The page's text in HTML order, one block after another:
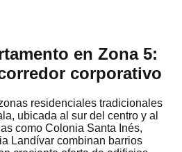
en Zona 5:
corporativo
residenciales tradicionales
ubicada al sur del centro y al
como Colonia Santa Inés,
Landívar combinan barrios